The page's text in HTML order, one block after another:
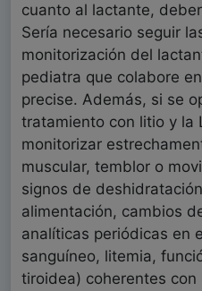
cuanto al lactante,
Sería necesario seguir
monitorización del
pediatra que colabore
precise. Además, si se
tratamiento con litio y la
monitorizar
muscular, temblor o
signos de
alimentación, cambios
analíticas periódicas en
sanguíneo, litemia,
tiroidea) coherentes con